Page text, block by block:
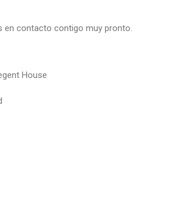
en contacto contigo muy pronto.
House